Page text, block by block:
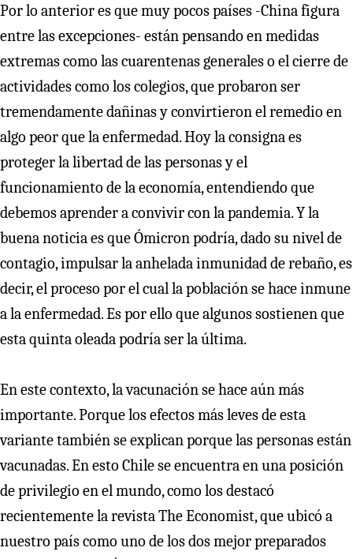
Por lo anterior es que muy pocos países -China figura
entre las excepciones- están pensando en medidas
extremas como las cuarentenas generales o el cierre de
actividades como los colegios, que probaron ser
tremendamente dañinas y convirtieron el remedio en
algo peor que la enfermedad. Hoy la consigna es
proteger la libertad de las personas y el
funcionamiento de la economía, entendiendo que
debemos aprender a convivir con la pandemia. Y la
buena noticia es que Ómicron podría, dado su nivel de
contagio, impulsar la anhelada inmunidad de rebaño, es
decir, el proceso por el cual la población se hace inmune
a la enfermedad. Es por ello que algunos sostienen que
esta quinta oleada podría ser la última.
En este contexto, la vacunación se hace aún más
importante. Porque los efectos más leves de esta
variante también se explican porque las personas están
vacunadas. En esto Chile se encuentra en una posición
de privilegio en el mundo, como los destacó
recientemente la revista The Economist, que ubicó a
nuestro país como uno de los dos mejor preparados